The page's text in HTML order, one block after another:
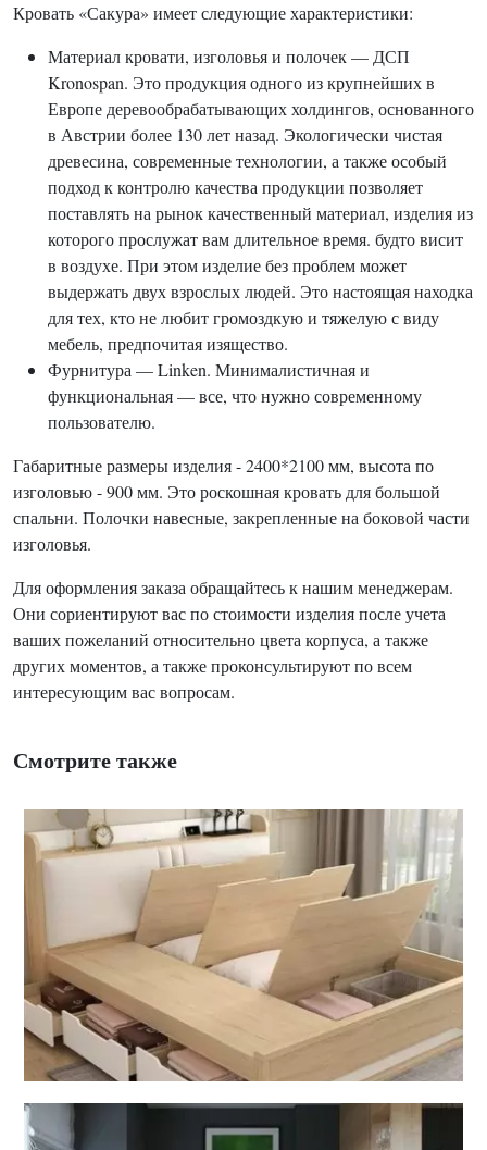
Кровать «Сакура» имеет следующие характеристики:
Материал кровати, изголовья и полочек — ДСП
Kronospan. Это продукция одного из крупнейших в
Европе деревообрабатывающих холдингов, основанного
в Австрии более 130 лет назад. Экологически чистая
древесина, современные технологии, а также особый
подход к контролю качества продукции позволяет
поставлять на рынок качественный материал, изделия из
которого прослужат вам длительное время. будто висит
в воздухе. При этом изделие без проблем может
выдержать двух взрослых людей. Это настоящая находка
для тех, кто не любит громоздкую и тяжелую с виду
мебель, предпочитая изящество.
Фурнитура — Linken. Минималистичная и
функциональная — все, что нужно современному
пользователю.
Габаритные размеры изделия - 2400*2100 мм, высота по
изголовью - 900 мм. Это роскошная кровать для большой
спальни. Полочки навесные, закрепленные на боковой части
изголовья.
Для оформления заказа обращайтесь к нашим менеджерам.
Они сориентируют вас по стоимости изделия после учета
ваших пожеланий относительно цвета корпуса, а также
других моментов, а также проконсультируют по всем
интересующим вас вопросам.
Смотрите также